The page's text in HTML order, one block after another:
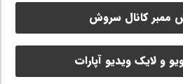
ممبر کانال سروش
و لایک ویدیو آپارات